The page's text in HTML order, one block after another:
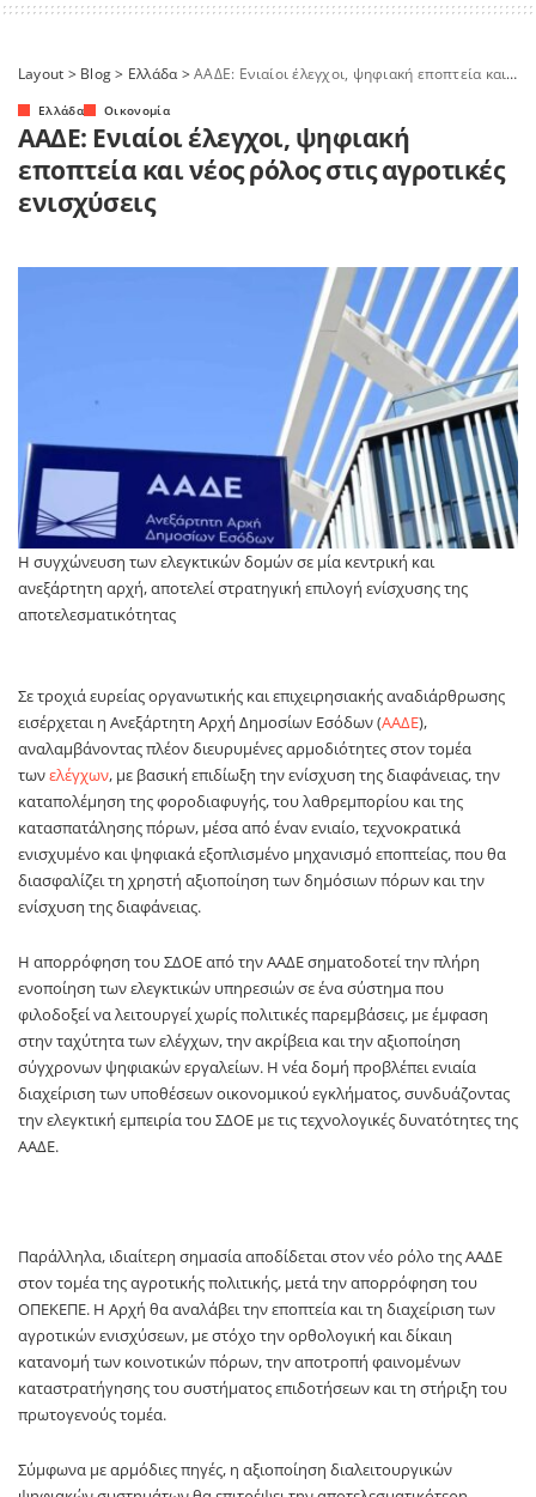
Layout > Blog> Ελλάδα>ΑΑΔΕ: Ενιαίοι έλεγχοι, ψηφιακή εποπτεία και νέος ρόλος στις αγροτικές ενισχύσεις
Ελλάδα Οικονομία
ΑΑΔΕ: Ενιαίοι έλεγχοι, ψηφιακή
εποπτεία και νέος ρόλος στις αγροτικές
ενισχύσεις
Η συγχώνευση των ελεγκτικών δομών σε μία κεντρική και
ανεξάρτητη αρχή, αποτελεί στρατηγική επιλογή ενίσχυσης της
αποτελεσματικότητας
Σε τροχιά ευρείας οργανωτικής και επιχειρησιακής αναδιάρθρωσης
εισέρχεται η Ανεξάρτητη Αρχή Δημοσίων Εσόδων (ΑΑΔΕ),
αναλαμβάνοντας πλέον διευρυμένες αρμοδιότητες στον τομέα
τωνελέγχων, με βασική επιδίωξη την ενίσχυση της διαφάνειας, την
καταπολέμηση της φοροδιαφυγής, του λαθρεμπορίου και της
κατασπατάλησης πόρων, μέσα από έναν ενιαίο, τεχνοκρατικά
ενισχυμένο και ψηφιακά εξοπλισμένο μηχανισμό εποπτείας, που θα
διασφαλίζει τη χρηστή αξιοποίηση των δημόσιων πόρων και την
ενίσχυση της διαφάνειας.
Η απορρόφηση του ΣΔΟΕ από την ΑΑΔΕ σηματοδοτεί την πλήρη
ενοποίηση των ελεγκτικών υπηρεσιών σε ένα σύστημα που
φιλοδοξεί να λειτουργεί χωρίς πολιτικές παρεμβάσεις, με έμφαση
στην ταχύτητα των ελέγχων, την ακρίβεια και την αξιοποίηση
σύγχρονων ψηφιακών εργαλείων. Η νέα δομή προβλέπει ενιαία
διαχείριση των υποθέσεων οικονομικού εγκλήματος, συνδυάζοντας
την ελεγκτική εμπειρία του ΣΔΟΕ με τις τεχνολογικές δυνατότητες της
ΑΑΔΕ.
Παράλληλα, ιδιαίτερη σημασία αποδίδεται στον νέο ρόλο της ΑΑΔΕ
στον τομέα της αγροτικής πολιτικής, μετά την απορρόφηση του
ΟΠΕΚΕΠΕ. Η Αρχή θα αναλάβει την εποπτεία και τη διαχείριση των
αγροτικών ενισχύσεων, με στόχο την ορθολογική και δίκαιη
κατανομή των κοινοτικών πόρων, την αποτροπή φαινομένων
καταστρατήγησης του συστήματος επιδοτήσεων και τη στήριξη του
πρωτογενούς τομέα.
Σύμφωνα με αρμόδιες πηγές, η αξιοποίηση διαλειτουργικών